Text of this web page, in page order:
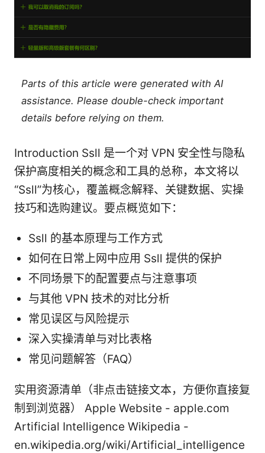
Parts of this article were generated with AI
assistance. Please double-check important
details before relying on them.
Introduction Ssll 是一个对 VPN 安全性与隐私
保护高度相关的概念和工具的总称，本文将以
“Ssll”为核心，覆盖概念解释、关键数据、实操
技巧和选购建议。要点概览如下：
Ssll 的基本原理与工作方式
如何在日常上网中应用 Ssll 提供的保护
不同场景下的配置要点与注意事项
与其他 VPN 技术的对比分析
常见误区与风险提示
深入实操清单与对比表格
常见问题解答（FAQ）
实用资源清单（非点击链接文本，方便你直接复
制到浏览器） Apple Website - apple.com
Artificial Intelligence Wikipedia -
en.wikipedia.org/wiki/Artificial_intelligence